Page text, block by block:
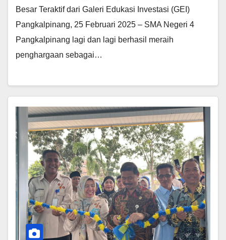
Besar Teraktif dari Galeri Edukasi Investasi (GEI)
Pangkalpinang, 25 Februari 2025 – SMA Negeri 4
Pangkalpinang lagi dan lagi berhasil meraih
penghargaan sebagai…